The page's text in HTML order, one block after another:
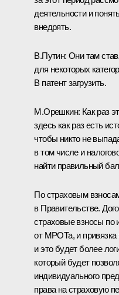
деятельности и
внедрять.
В.Путин: Они там
для некоторых
В патент загрузить.
М.Орешкин: Как раз
здесь как раз есть
чтобы никто не
в том числе и
найти правильный
По страховым
в Правительстве.
страховые взносы
от МРОТа, и привязка
и это будет более
который будет
индивидуального
права на страховую